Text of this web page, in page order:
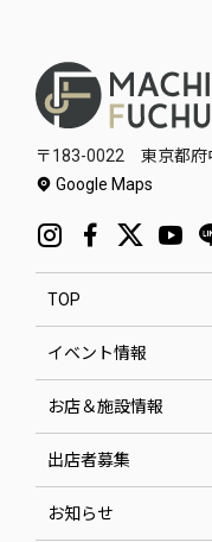
〒183-0022 東京都
Google Maps
TOP
イベント情報
お店＆施設情報
出店者募集
お知らせ